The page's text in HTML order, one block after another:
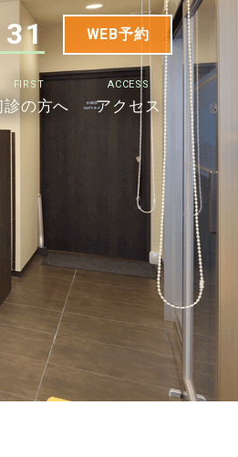
WEB予約
FIRST
診の方へ
ACCESS
アクセス